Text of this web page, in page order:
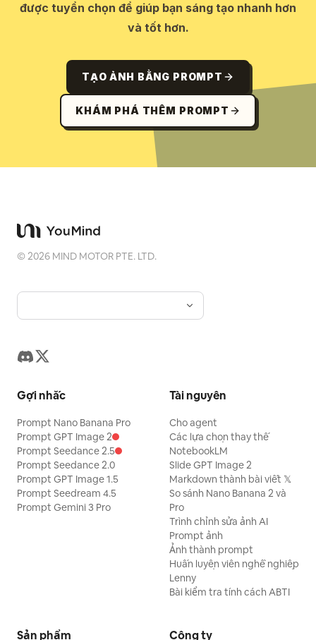
được tuyển chọn để giúp bạn sáng tạo nhanh hơn
và tốt hơn.
TẠO ẢNH BẰNG PROMPT
KHÁM PHÁ THÊM PROMPT
©2026 MIND MOTOR PTE. LTD.
Gợi nhắc
Prompt Nano Banana Pro
Prompt GPT Image 2
Prompt Seedance 2.5
Prompt Seedance 2.0
Prompt GPT Image 1.5
Prompt Seedream 4.5
Prompt Gemini 3 Pro
Tài nguyên
Cho agent
Các lựa chọn thay thế
NotebookLM
Slide GPT Image 2
Markdown thành bài viết 𝕏
So sánh Nano Banana 2 và
Pro
Trình chỉnh sửa ảnh AI
Prompt ảnh
Ảnh thành prompt
Huấn luyện viên nghề nghiệp
Lenny
Bài kiểm tra tính cách ABTI
Sản phẩm Công ty